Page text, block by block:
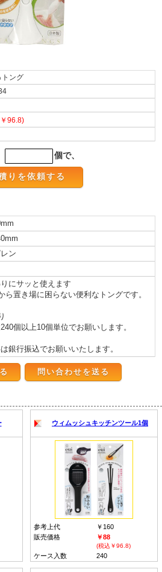
ング
96.8)
個で、
ン
にサッと使えます
ら置き場に困らない便利なトングです。
個以上10個単位でお願いします。
銀行振込でお願いいたします。
ウィムッシュキッチンツール1個
参考上代
￥160
販売価格
￥88
(税込￥96.8)
ケース入数 240